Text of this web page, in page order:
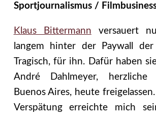
Sportjournalismus /
Klaus Bittermann versauert
langem hinter der Paywall
Tragisch, für ihn. Dafür haben
André Dahlmeyer, herzliche
Buenos Aires, heute
Verspätung erreichte mich